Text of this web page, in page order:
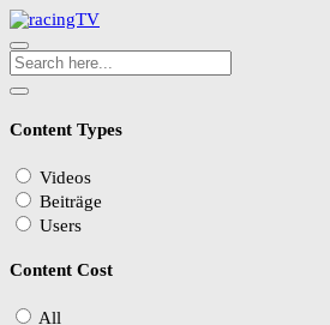
Content Types
Videos
Beiträge
Users
Content Cost
All